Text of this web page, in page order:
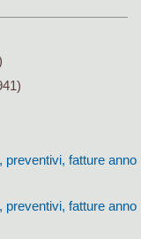
preventivi, fatture anno
preventivi, fatture anno